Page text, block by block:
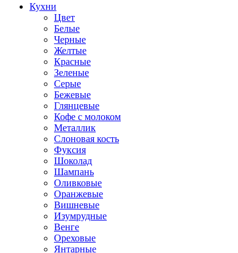
Кухни
Цвет
Белые
Черные
Желтые
Красные
Зеленые
Серые
Бежевые
Глянцевые
Кофе с молоком
Металлик
Слоновая кость
Фуксия
Шоколад
Шампань
Оливковые
Оранжевые
Вишневые
Изумрудные
Венге
Ореховые
Янтарные